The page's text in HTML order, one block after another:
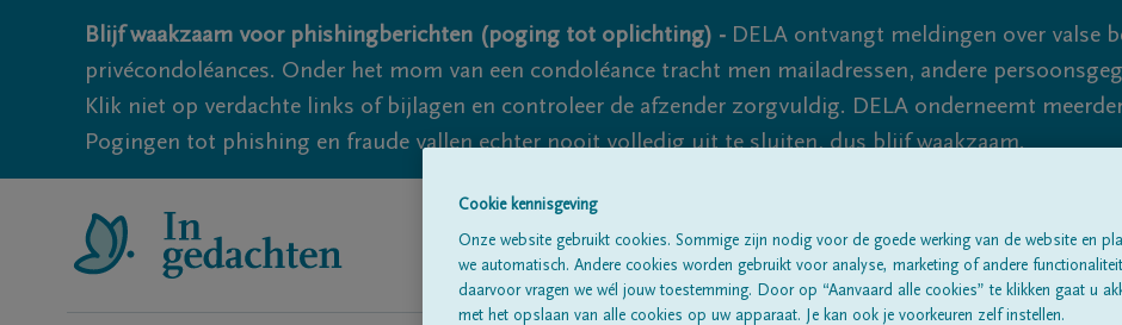
Blijf waakzaam voor phishingberichten (poging tot oplichting) - DELA ontvangt meldingen over valse
privécondoléances. Onder het mom van een condoléance tracht men mailadressen, andere
Klik niet op verdachte links of bijlagen en controleer de afzender zorgvuldig. DELA onderneemt
Pogingen tot phishing en fraude vallen echter nooit volledig uit te sluiten, dus blijf waakzaam.
Alle rouwberichtenOver ons
Cookie kennisgeving
Onze website gebruikt cookies. Sommige zijn nodig voor de goede werking van de website en
we automatisch. Andere cookies worden gebruikt voor analyse, marketing of andere
daarvoor vragen we wél jouw toestemming. Door op “Aanvaard alle cookies” te klikken gaat u
met het opslaan van alle cookies op uw apparaat. Je kan ook je voorkeuren zelf instellen.